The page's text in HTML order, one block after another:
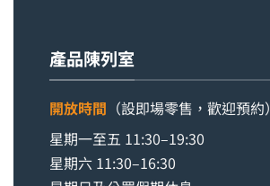
產品陳列室
開放時間 （設即場零售，歡迎預約）
星期一至五 11:30–19:30
星期六 11:30–16:30